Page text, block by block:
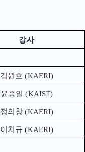
강사
김원호 (KAERI)
윤종일 (KAIST)
정의창 (KAERI)
이치규 (KAERI)